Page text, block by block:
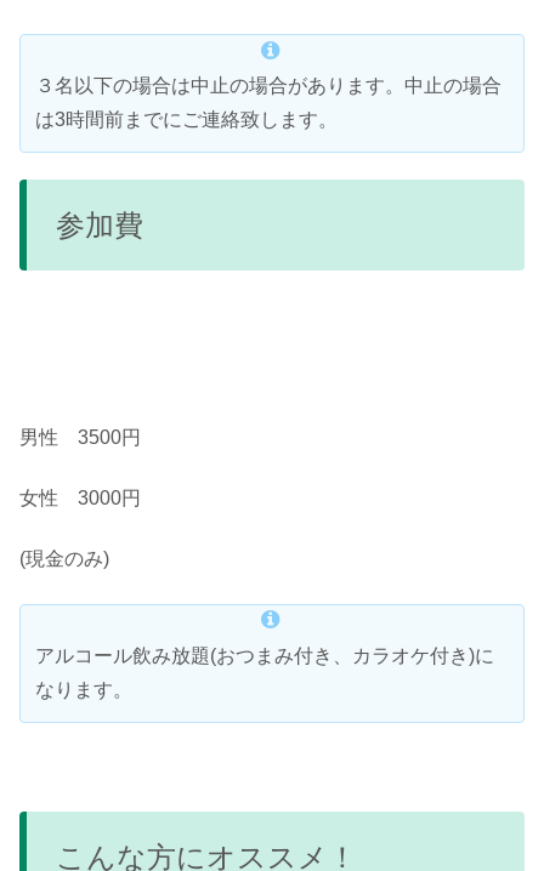
３名以下の場合は中止の場合があります。中止の場合
は3時間前までにご連絡致します。
参加費
男性 3500円
女性 3000円
(現金のみ)
アルコール飲み放題(おつまみ付き、カラオケ付き)に
なります。
こんな方にオススメ！